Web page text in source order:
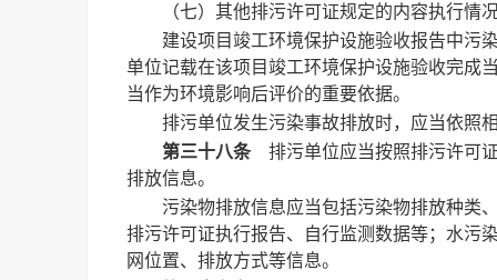
（七）其他排污许可证规定的内容执行情
建设项目竣工环境保护设施验收报告中污
单位记载在该项目竣工环境保护设施验收完成
当作为环境影响后评价的重要依据。
排污单位发生污染事故排放时，应当依照
第三十八条排污单位应当按照排污许可证
排放信息。
污染物排放信息应当包括污染物排放种类
排污许可证执行报告、自行监测数据等；水污
网位置、排放方式等信息。